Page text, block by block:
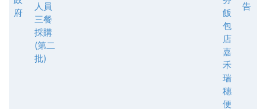
府
人員
三餐
採購
(第二
批)
飯
包
店
嘉
禾
瑞
穗
便
告